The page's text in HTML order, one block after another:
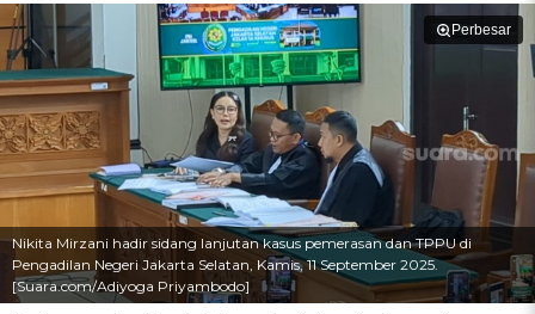
Perbesar
Nikita Mirzani hadir sidang lanjutan kasus pemerasan dan TPPU di
Pengadilan Negeri Jakarta Selatan, Kamis, 11 September 2025.
[Suara.com/Adiyoga Priyambodo]